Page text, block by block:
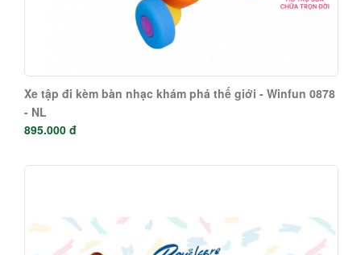
Xe tập đi kèm bàn nhạc khám phá thế giới - Winfun 0878
- NL
895.000 đ